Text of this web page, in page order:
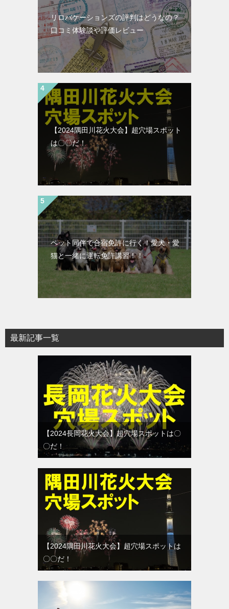
リロバケーションズの評判はどうなの？
口コミ体験談や評価レビュー
【2024隅田川花火大会】超穴場スポット
は〇〇だ！
ペット同伴で合宿免許に行く！愛犬・愛
猫と一緒に運転免許講習！！
最新記事一覧
【2024長岡花火大会】超穴場スポットは〇
〇だ！
【2024隅田川花火大会】超穴場スポットは
〇〇だ！